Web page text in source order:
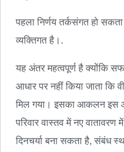
पहला निर्णय तर्कसंगत हो
व्यक्तिगत है।.
यह अंतर महत्वपूर्ण है क्योंकि
आधार पर नहीं किया जाता कि
मिल गया। इसका आकलन इस
परिवार वास्तव में नए
दिनचर्या बना सकता है, संबंध